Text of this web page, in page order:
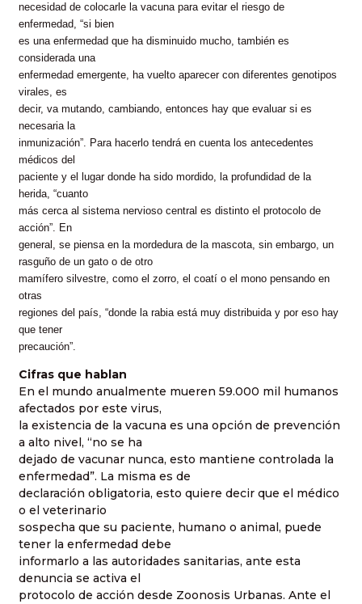
necesidad de colocarle la vacuna para evitar el riesgo de
enfermedad, “si bien
es una enfermedad que ha disminuido mucho, también es
considerada una
enfermedad emergente, ha vuelto aparecer con diferentes genotipos
virales, es
decir, va mutando, cambiando, entonces hay que evaluar si es
necesaria la
inmunización”. Para hacerlo tendrá en cuenta los antecedentes
médicos del
paciente y el lugar donde ha sido mordido, la profundidad de la
herida, “cuanto
más cerca al sistema nervioso central es distinto el protocolo de
acción”. En
general, se piensa en la mordedura de la mascota, sin embargo, un
rasguño de un gato o de otro
mamífero silvestre, como el zorro, el coatí o el mono pensando en
otras
regiones del país, “donde la rabia está muy distribuida y por eso hay
que tener
precaución”.
Cifras que hablan
En el mundo anualmente mueren 59.000 mil humanos
afectados por este virus,
la existencia de la vacuna es una opción de prevención
a alto nivel, “no se ha
dejado de vacunar nunca, esto mantiene controlada la
enfermedad”. La misma es de
declaración obligatoria, esto quiere decir que el médico
o el veterinario
sospecha que su paciente, humano o animal, puede
tener la enfermedad debe
informarlo a las autoridades sanitarias, ante esta
denuncia se activa el
protocolo de acción desde Zoonosis Urbanas. Ante el